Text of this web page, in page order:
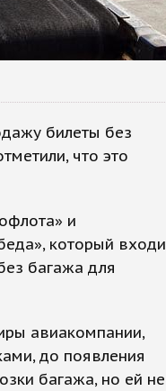
билеты без
что это
и
который
багажа для
авиакомпании,
до появления
багажа, но ей не